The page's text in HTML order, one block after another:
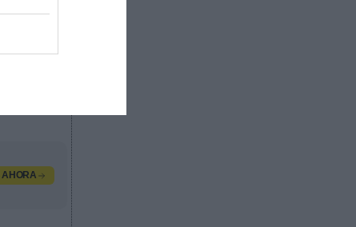
AHORA